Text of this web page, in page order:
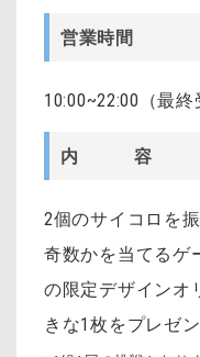
営業時間
10:00~22:00（最終
内 容
2個のサイコロを
奇数かを当てるゲ
の限定デザインオ
きな1枚をプレゼン